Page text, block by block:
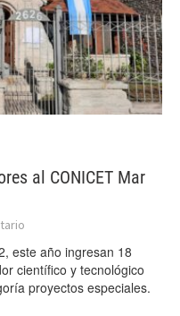
al CONICET Mar
este año ingresan 18
científico y tecnológico
proyectos especiales.